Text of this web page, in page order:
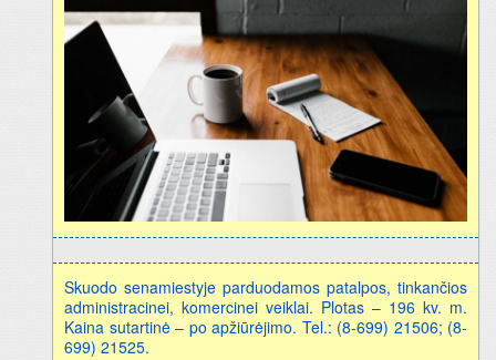
Skuodo senamiestyje parduodamos patalpos, tinkančios
administracinei, komercinei veiklai. Plotas – 196 kv. m.
Kaina sutartinė – po apžiūrėjimo. Tel.: (8-699) 21506; (8-
699) 21525.